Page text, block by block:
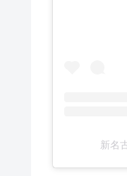
新名